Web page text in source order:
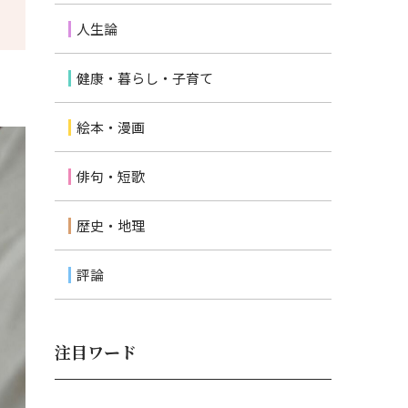
人生論
健康・暮らし・子育て
絵本・漫画
俳句・短歌
歴史・地理
評論
注目ワード